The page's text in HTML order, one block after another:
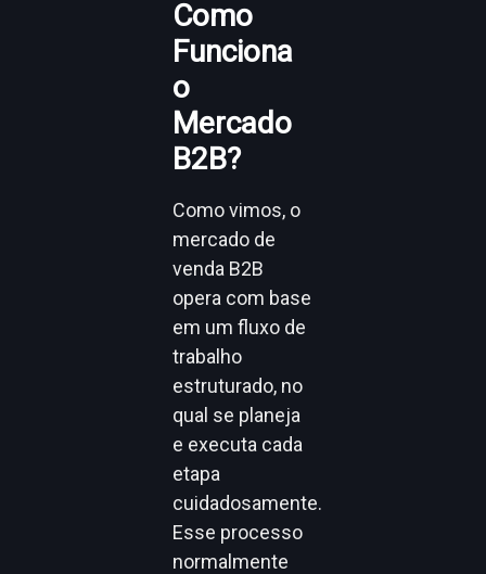
Como
Funciona
o
Mercado
B2B?
Como vimos, o
mercado de
venda B2B
opera com base
em um fluxo de
trabalho
estruturado, no
qual se planeja
e executa cada
etapa
cuidadosamente.
Esse processo
normalmente